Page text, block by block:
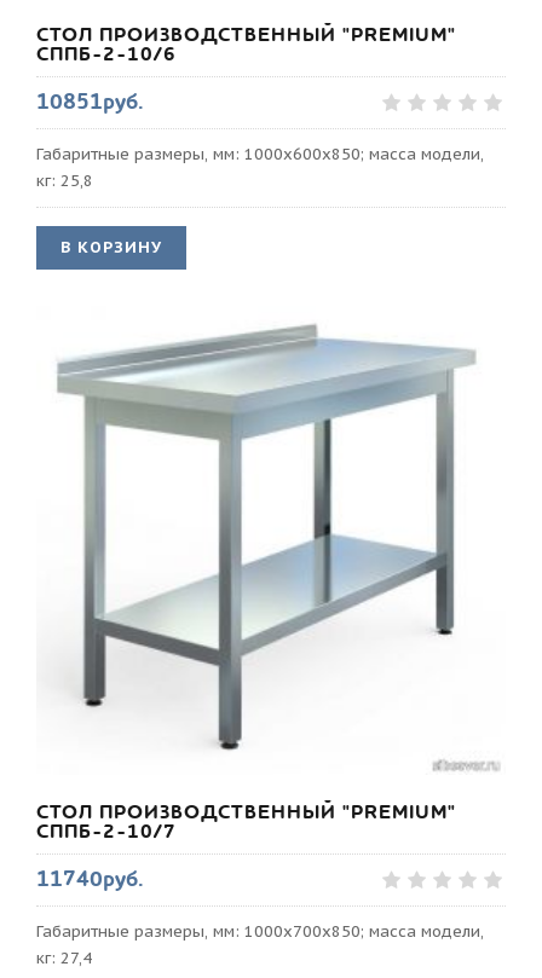
СТОЛ ПРОИЗВОДСТВЕННЫЙ "PREMIUM"
СППБ-2-10/6
10851руб.
Габаритные размеры, мм: 1000х600х850; масса модели,
кг: 25,8
В КОРЗИНУ
СТОЛ ПРОИЗВОДСТВЕННЫЙ "PREMIUM"
СППБ-2-10/7
11740руб.
Габаритные размеры, мм: 1000х700х850; масса модели,
кг: 27,4